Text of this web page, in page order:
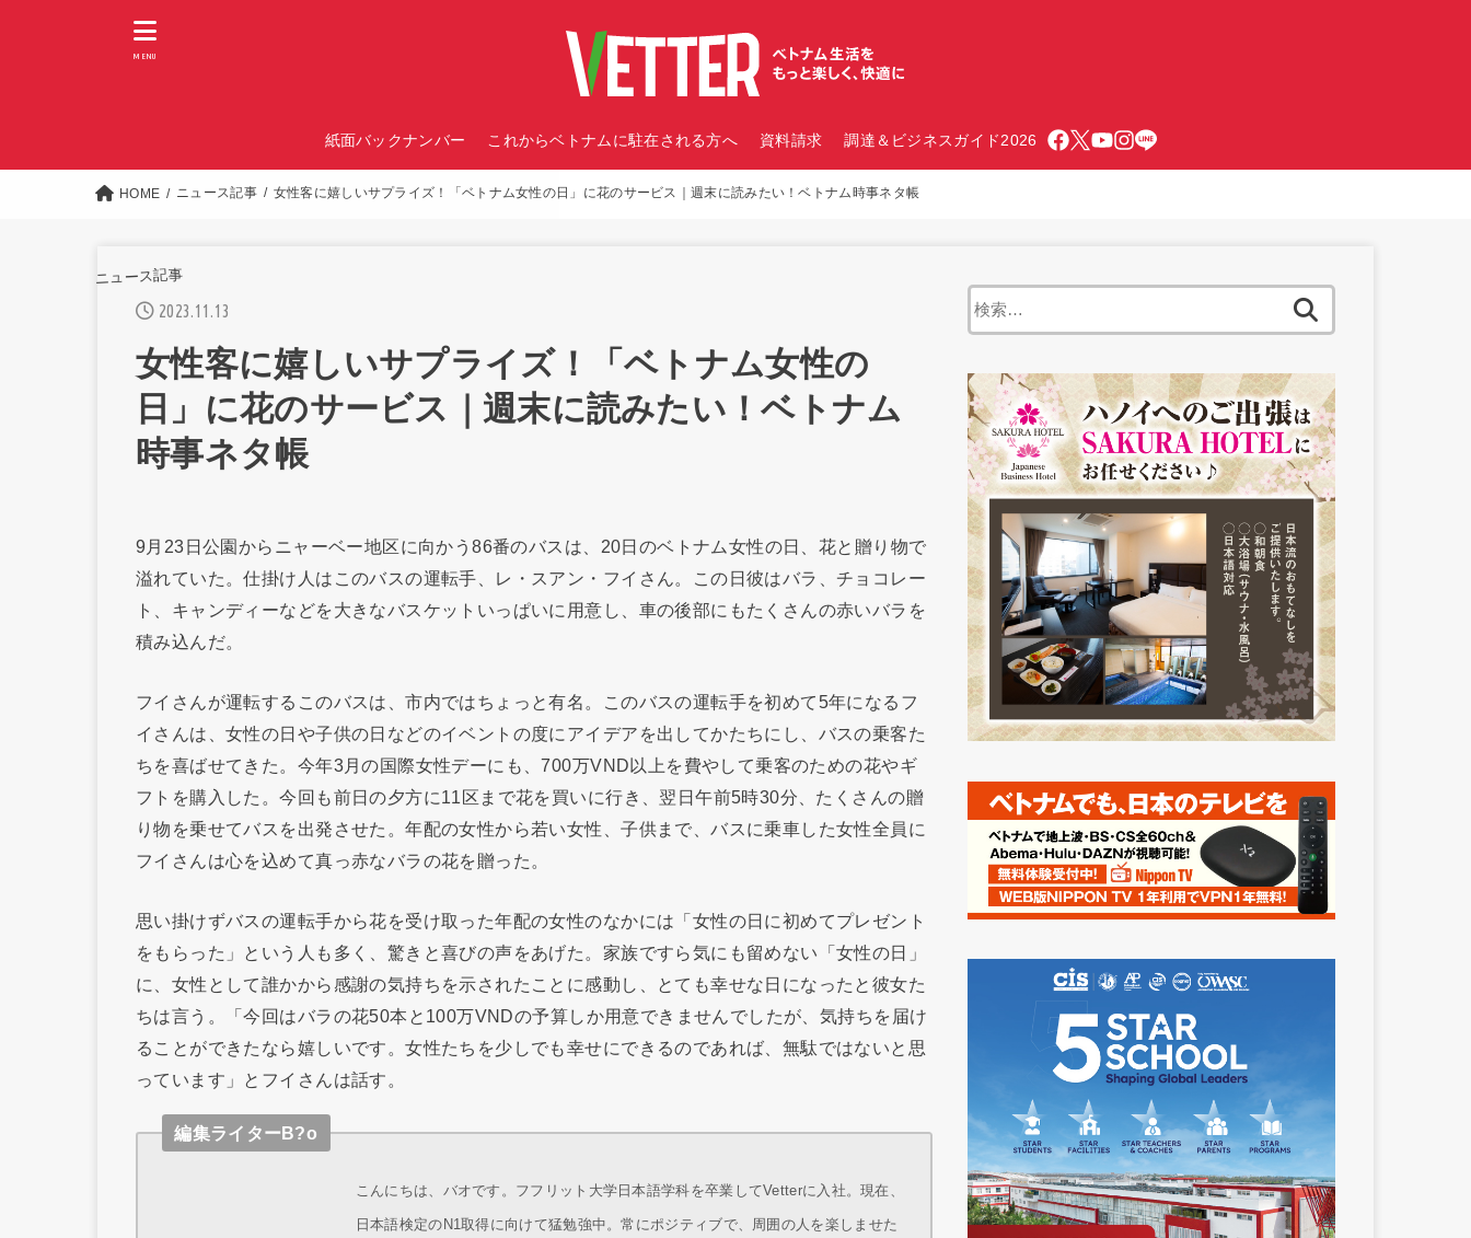
紙面バックナンバー これからベトナムに駐在される方へ 資料請求 調達＆ビジネスガイド2026
MENU
HOME ニュース記事 女性客に嬉しいサプライズ！「ベトナム女性の日」に花のサービス｜週末に読みたい！ベトナム時事ネタ帳
ニュース記事
2023.11.13
女性客に嬉しいサプライズ！「ベトナム女性の
日」に花のサービス｜週末に読みたい！ベトナム
時事ネタ帳
9月23日公園からニャーベー地区に向かう86番のバスは、20日のベトナム女性の日、花と贈り物で
溢れていた。仕掛け人はこのバスの運転手、レ・スアン・フイさん。この日彼はバラ、チョコレー
ト、キャンディーなどを大きなバスケットいっぱいに用意し、車の後部にもたくさんの赤いバラを
積み込んだ。
フイさんが運転するこのバスは、市内ではちょっと有名。このバスの運転手を初めて5年になるフ
イさんは、女性の日や子供の日などのイベントの度にアイデアを出してかたちにし、バスの乗客た
ちを喜ばせてきた。今年3月の国際女性デーにも、700万VND以上を費やして乗客のための花やギ
フトを購入した。今回も前日の夕方に11区まで花を買いに行き、翌日午前5時30分、たくさんの贈
り物を乗せてバスを出発させた。年配の女性から若い女性、子供まで、バスに乗車した女性全員に
フイさんは心を込めて真っ赤なバラの花を贈った。
思い掛けずバスの運転手から花を受け取った年配の女性のなかには「女性の日に初めてプレゼント
をもらった」という人も多く、驚きと喜びの声をあげた。家族ですら気にも留めない「女性の日」
に、女性として誰かから感謝の気持ちを示されたことに感動し、とても幸せな日になったと彼女た
ちは言う。「今回はバラの花50本と100万VNDの予算しか用意できませんでしたが、気持ちを届け
ることができたなら嬉しいです。女性たちを少しでも幸せにできるのであれば、無駄ではないと思
っています」とフイさんは話す。
編集ライターB?o
こんにちは、バオです。フフリット大学日本語学科を卒業してVetterに入社。現在、
日本語検定のN1取得に向けて猛勉強中。常にポジティブで、周囲の人を楽しませた